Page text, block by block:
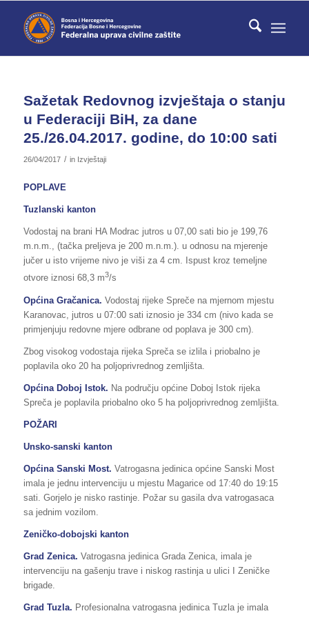
Sažetak Redovnog izvještaja o stanju
u Federaciji BiH, za dane
25./26.04.2017. godine, do 10:00 sati
26/04/2017 / in Izvještaji
POPLAVE
Tuzlanski kanton
Vodostaj na brani HA Modrac jutros u 07,00 sati bio je 199,76
m.n.m., (tačka preljeva je 200 m.n.m.). u odnosu na mjerenje
jučer u isto vrijeme nivo je viši za 4 cm. Ispust kroz temeljne
otvore iznosi 68,3 m3/s
Općina Gračanica. Vodostaj rijeke Spreče na mjernom mjestu
Karanovac, jutros u 07:00 sati iznosio je 334 cm (nivo kada se
primjenjuju redovne mjere odbrane od poplava je 300 cm).
Zbog visokog vodostaja rijeka Spreča se izlila i priobalno je
poplavila oko 20 ha poljoprivrednog zemljišta.
Općina Doboj Istok. Na području općine Doboj Istok rijeka
Spreča je poplavila priobalno oko 5 ha poljoprivrednog zemljišta.
POŽARI
Unsko-sanski kanton
Općina Sanski Most. Vatrogasna jedinica općine Sanski Most
imala je jednu intervenciju u mjestu Magarice od 17:40 do 19:15
sati. Gorjelo je nisko rastinje. Požar su gasila dva vatrogasaca
sa jednim vozilom.
Zeničko-dobojski kanton
Grad Zenica. Vatrogasna jedinica Grada Zenica, imala je
intervenciju na gašenju trave i niskog rastinja u ulici I Zeničke
brigade.
Grad Tuzla. Profesionalna vatrogasna jedinica Tuzla je imala